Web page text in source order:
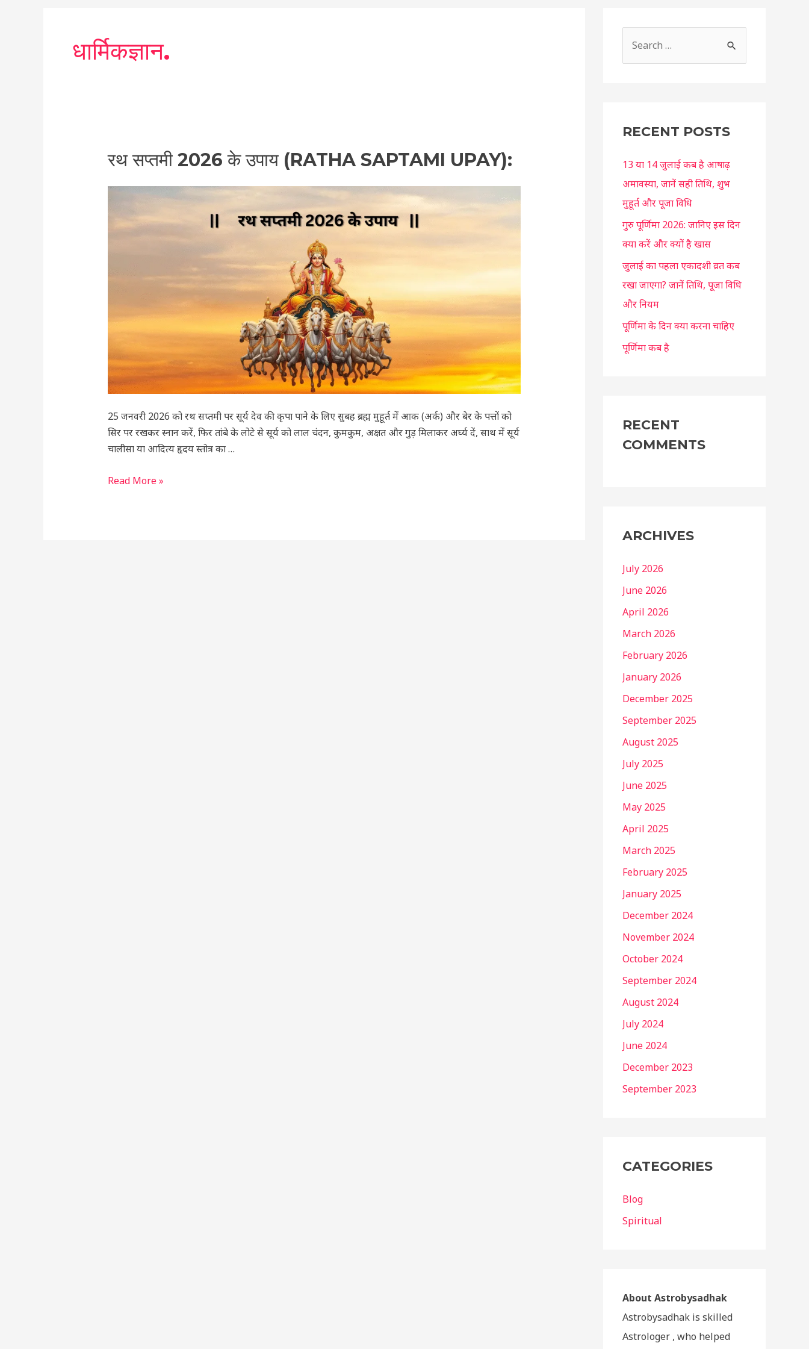
धार्मिकज्ञान.
रथ सप्तमी 2026 के उपाय (RATHA SAPTAMI UPAY):
25 जनवरी 2026 को रथ सप्तमी पर सूर्य देव की कृपा पाने के लिए सुबह ब्रह्म मुहूर्त में आक (अर्क) और बेर के पत्तों को
सिर पर रखकर स्नान करें, फिर तांबे के लोटे से सूर्य को लाल चंदन, कुमकुम, अक्षत और गुड़ मिलाकर अर्घ्य दें, साथ में सूर्य
चालीसा या आदित्य हृदय स्तोत्र का …
रथ
2026
के
उपाय
Read More »
e
c
f
o
r
:
RECENT POSTS
13 या 14 जुलाई कब है आषाढ़
अमावस्या, जानें सही तिथि, शुभ
मुहूर्त और पूजा विधि
गुरु पूर्णिमा 2026: जानिए इस दिन
क्या करें और क्यों है खास
जुलाई का पहला एकादशी व्रत कब
रखा जाएगा? जानें तिथि, पूजा विधि
और नियम
पूर्णिमा के दिन क्या करना चाहिए
पूर्णिमा कब है
RECENT
COMMENTS
ARCHIVES
July 2026
June 2026
April 2026
March 2026
February 2026
January 2026
December 2025
September 2025
August 2025
July 2025
June 2025
May 2025
April 2025
March 2025
February 2025
January 2025
December 2024
November 2024
October 2024
September 2024
August 2024
July 2024
June 2024
December 2023
September 2023
CATEGORIES
Blog
Spiritual
About Astrobysadhak
Astrobysadhak is skilled
Astrologer , who helped